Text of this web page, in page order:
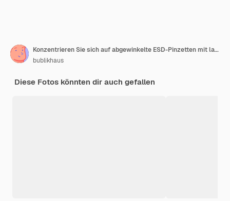
Konzentrieren Sie sich auf abgewinkelte ESD-Pinzetten mit langen Haaren, die aus dem kaputten Kühler des elektronischen Geräts im Servicecenter entfernt wurden
bublikhaus
Diese Fotos könnten dir auch gefallen